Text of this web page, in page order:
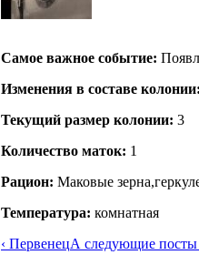
Самое важное событие:
Изменения в составе
Текущий размер кoлонии: 3
Количество маток: 1
Рацион: Маковые
Температура: комнатная
‹ ПервенецА следующие посты